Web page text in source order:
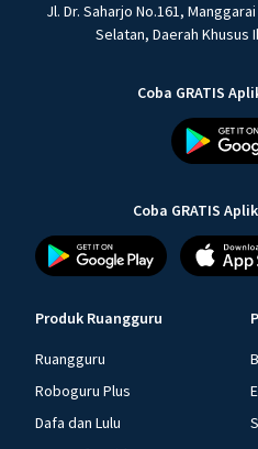
Jl. Dr. Saharjo No.161,
Selatan, Daerah Khusus
Coba GRATIS
Coba GRATIS
Produk Ruangguru
Ruangguru
Roboguru Plus
Dafa dan Lulu